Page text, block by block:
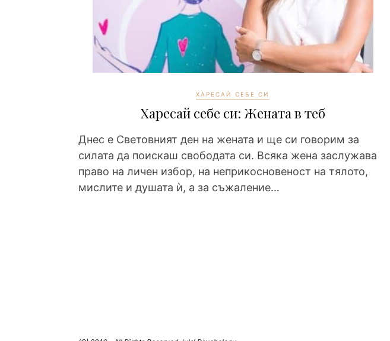
ХАРЕСАЙ СЕБЕ СИ
Харесай себе си: Жената в теб
Днес е Световният ден на жената и ще си говорим за
силата да поискаш свободата си. Всяка жена заслужава
право на личен избор, на неприкосновеност на тялото,
мислите и душата ѝ, а за съжаление…